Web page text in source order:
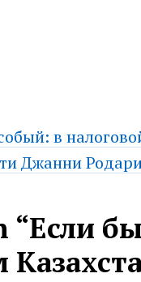
в
Джанни
“Если бы